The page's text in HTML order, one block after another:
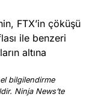
FTX’in çöküşü
ile benzeri
altına
bilgilendirme
Ninja News’te